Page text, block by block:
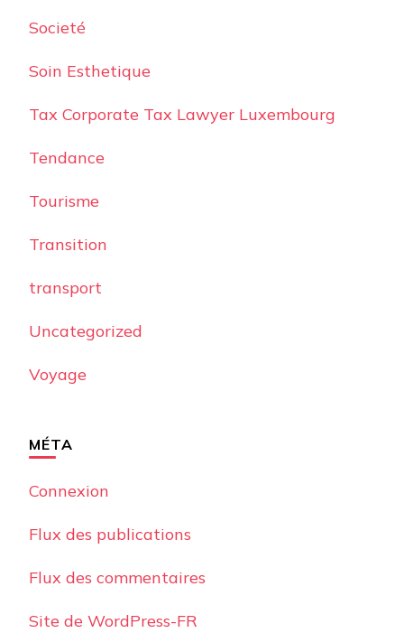
Societé
Soin Esthetique
Tax Corporate Tax Lawyer Luxembourg
Tendance
Tourisme
Transition
transport
Uncategorized
Voyage
MÉTA
Connexion
Flux des publications
Flux des commentaires
Site de WordPress-FR